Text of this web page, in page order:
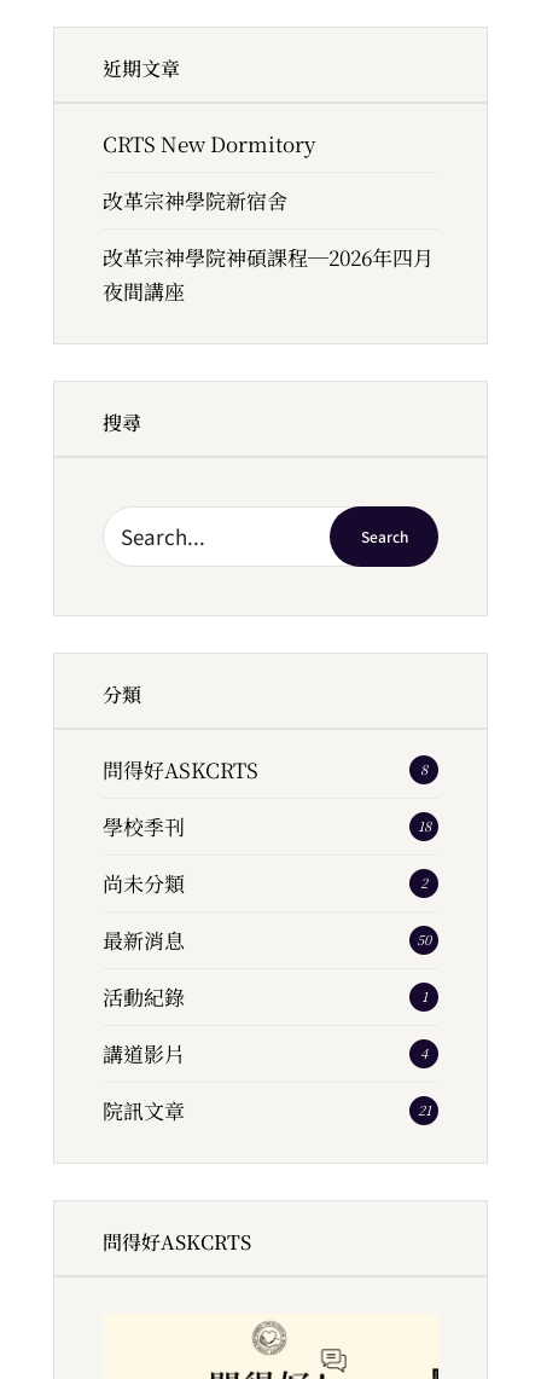
近期文章
CRTS New Dormitory
改革宗神學院新宿舍
改革宗神學院神碩課程─2026年四月
夜間講座
搜尋
Search
分類
問得好ASKCRTS 8
學校季刊 18
尚未分類 2
最新消息 50
活動紀錄 1
講道影片 4
院訊文章 21
問得好ASKCRTS